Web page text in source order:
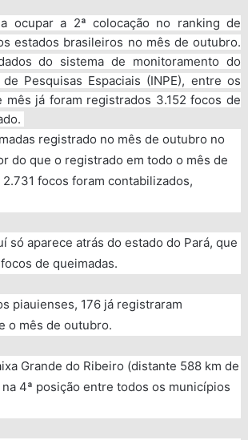
ocupar a 2ª colocação no ranking de
estados brasileiros no mês de outubro.
do sistema de monitoramento do
Pesquisas Espaciais (INPE), entre os
mês já foram registrados 3.152 focos de
registrado no mês de outubro no
do que o registrado em todo o mês de
focos foram contabilizados,
só aparece atrás do estado do Pará, que
de queimadas.
piauienses, 176 já registraram
o mês de outubro.
Grande do Ribeiro (distante 588 km de
4ª posição entre todos os municípios